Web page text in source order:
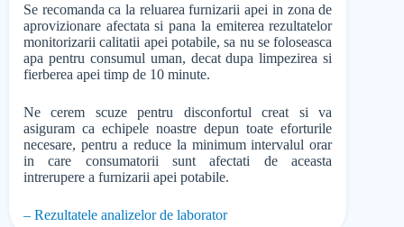
Se recomanda ca la reluarea furnizarii apei in zona de
aprovizionare afectata si pana la emiterea rezultatelor
monitorizarii calitatii apei potabile, sa nu se foloseasca
apa pentru consumul uman, decat dupa limpezirea si
fierberea apei timp de 10 minute.
Ne cerem scuze pentru disconfortul creat si va
asiguram ca echipele noastre depun toate eforturile
necesare, pentru a reduce la minimum intervalul orar
in care consumatorii sunt afectati de aceasta
intrerupere a furnizarii apei potabile.
– Rezultatele analizelor de laborator